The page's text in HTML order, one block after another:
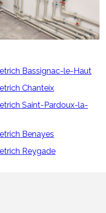
Bassignac-le-Haut
Chanteix
Saint-Pardoux-la-
Benayes
Reygade